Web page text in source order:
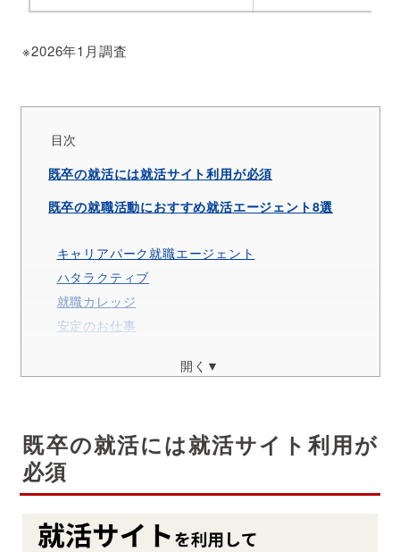
※2026年1月調査
目次
既卒の就活には就活サイト利用が必須
既卒の就職活動におすすめ就活エージェント8選
キャリアパーク就職エージェント
ハタラクティブ
就職カレッジ
安定のお仕事
UZUZ(ウズウズキャリアサポート)
既卒の就職活動におすすめの求人サイト3選
リクナビNEXT
開く▼
既卒の就活には就活サイト利用が
必須